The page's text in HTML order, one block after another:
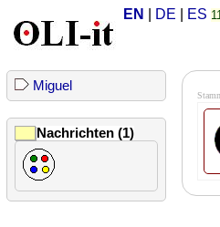
EN DE ES
Miguel
Nachrichten (1)